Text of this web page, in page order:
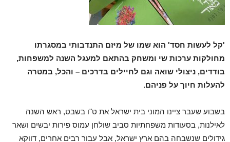
'קל לעשות חסד' הוא שמו של מיזם התנדבותי במסגרתו
מחולקות ערכות שי ומשחק בהתאם למעגל השנה למשפחות,
בודדים, ניצולי שואה וגם לחיילים בדרכים – והכל, במטרה
להעלות חיוך על פניהם.
בשבוע שעבר ציינו המוני בית ישראל את ט"ו בשבט, ראש השנה
לאילנות, בסעודות משפחתיות סביב שולחן עמוס פירות יבשים ושאר
גידולים שנשבחה בהם ארץ ישראל, אבל עבור רבים אחרים, דווקא